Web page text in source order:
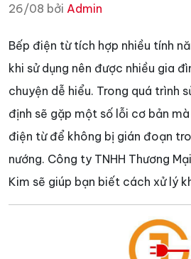
26/08 bởi Admin
Bếp điện từ tích hợp nhiều tính
khi sử dụng nên được nhiều gia
chuyện dễ hiểu. Trong quá trình
định sẽ gặp một số lỗi cơ bản
điện từ để không bị gián đoạn
nướng. Công ty TNHH Thương
Kim sẽ giúp bạn biết cách xử lý